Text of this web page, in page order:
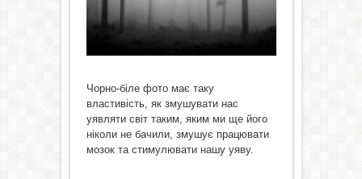
Чорно-біле фото має таку
властивість, як змушувати нас
уявляти світ таким, яким ми ще його
ніколи не бачили, змушує працювати
мозок та стимулювати нашу уяву.